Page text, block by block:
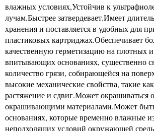
влажных условиях,Устойчив к
лучам.Быстрее затвердевает.Имеет
хранения и поставляется в удобных для
пластиковых картриджах.Обеспечивает
качественную герметизацию на плотных и
впитывающих основаниях, существенно
количество грязи, собирающейся на
высокие механические свойства, такие
растяжение и сдвиг.Может
окрашивающими материалами.Может
основаниях, которые временно влажные
неподходящих условий окружающей